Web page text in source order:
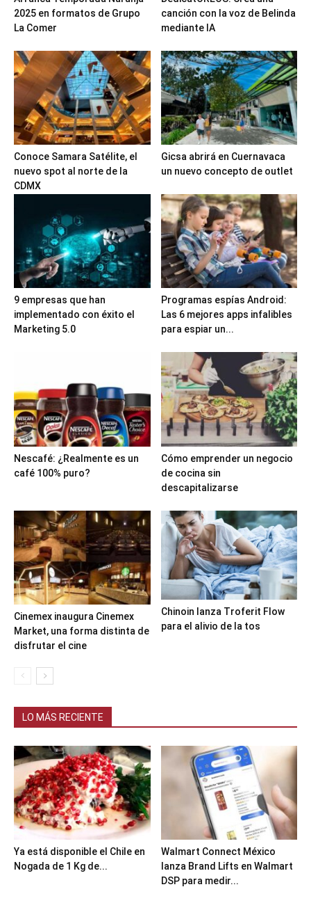
2025 en formatos de Grupo
La Comer
canción con la voz de Belinda
mediante IA
Conoce Samara Satélite, el
nuevo spot al norte de la
CDMX
Gicsa abrirá en Cuernavaca
un nuevo concepto de outlet
9 empresas que han
implementado con éxito el
Marketing 5.0
Programas espías Android:
Las 6 mejores apps infalibles
para espiar un...
Nescafé: ¿Realmente es un
café 100% puro?
Cómo emprender un negocio
de cocina sin
descapitalizarse
Cinemex inaugura Cinemex
Market, una forma distinta de
disfrutar el cine
Chinoin lanza Troferit Flow
para el alivio de la tos
LO MÁS RECIENTE
Ya está disponible el Chile en
Nogada de 1 Kg de...
Walmart Connect México
lanza Brand Lifts en Walmart
DSP para medir...